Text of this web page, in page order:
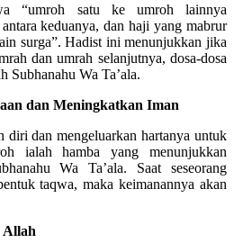
“umroh satu ke umroh lainnya
keduanya, dan haji yang mabrur
surga”. Hadist ini menunjukkan jika
dan umrah selanjutnya, dosa-dosa
Subhanahu Wa Ta’ala.
dan Meningkatkan Iman
diri dan mengeluarkan hartanya untuk
ialah hamba yang menunjukkan
Wa Ta’ala. Saat seseorang
taqwa, maka keimanannya akan
Allah